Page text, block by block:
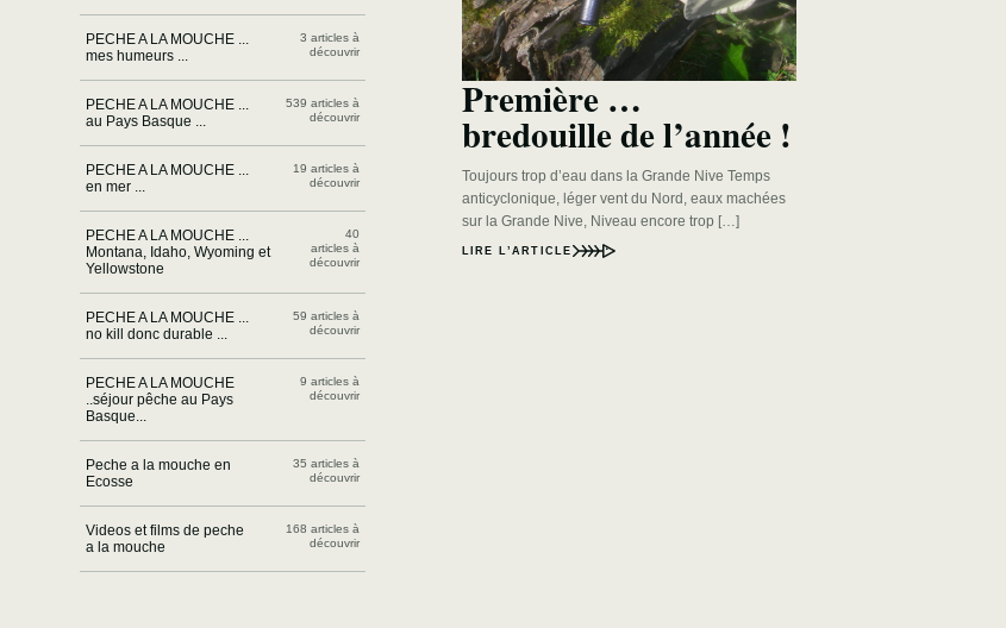
PECHE A LA MOUCHE ...
mes humeurs ...
3 articles à
découvrir
PECHE A LA MOUCHE ...
au Pays Basque ...
539 articles à
découvrir
PECHE A LA MOUCHE ...
en mer ...
19 articles à
découvrir
PECHE A LA MOUCHE ...
Montana, Idaho, Wyoming et
Yellowstone
40
articles à
découvrir
PECHE A LA MOUCHE ...
no kill donc durable ...
59 articles à
découvrir
PECHE A LA MOUCHE
..séjour pêche au Pays
Basque...
9 articles à
découvrir
Peche a la mouche en
Ecosse
35 articles à
découvrir
Videos et films de peche
a la mouche
168 articles à
découvrir
Première …
bredouille de l’année !
Toujours trop d’eau dans la Grande Nive Temps
anticyclonique, léger vent du Nord, eaux machées
sur la Grande Nive, Niveau encore trop […]
LIRE L’ARTICLE